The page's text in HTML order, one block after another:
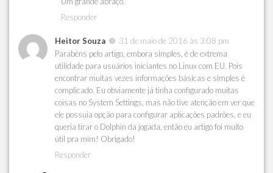
Responder
Heitor Souza
31 de maio de 2016 às 3:08 pm
Parabéns pelo artigo, embora simples, é de extrema
utilidade para usuários iniciantes no Linux com EU. Pois
encontrar muitas vezes informações básicas e simples é
complicado. Eu obviamente já tinha configurado muitas
coisas no System Settings, mas não tive atenção em ver que
ele possuia opção para configurar aplicações padrões, e eu
queria tirar o Dolphin da jogada, então eu artigo foi muito
útil pra mim! Obrigado!
Responder